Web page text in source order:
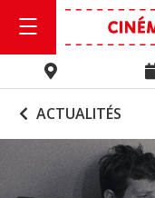
ACTUALITÉS